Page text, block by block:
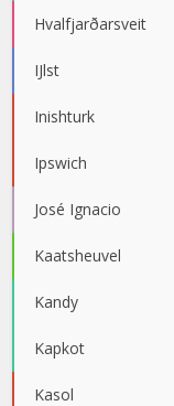
Hvalfjarðarsveit
IJlst
Inishturk
Ipswich
José Ignacio
Kaatsheuvel
Kandy
Kapkot
Kasol